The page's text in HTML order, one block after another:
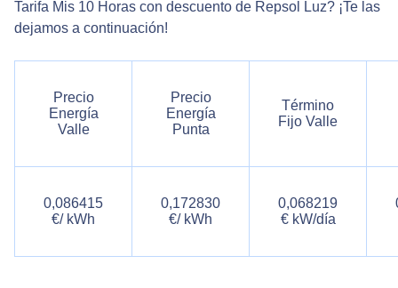
Tarifa Mis 10 Horas con descuento de Repsol Luz? ¡Te las
dejamos a continuación!
Precio
Energía
Valle
Precio
Energía
Punta
Término
Fijo Valle
0,086415
€/ kWh
0,172830
€/ kWh
0,068219
€ kW/día